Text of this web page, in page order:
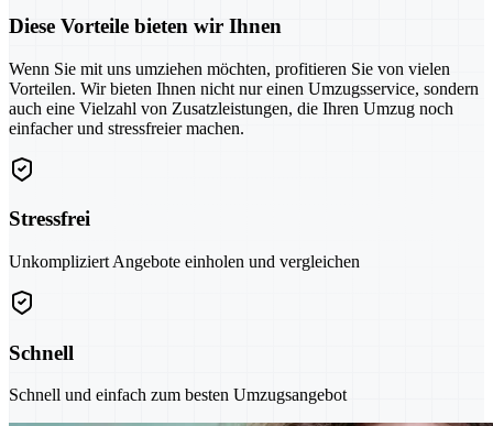
Diese Vorteile bieten wir Ihnen
Wenn Sie mit uns umziehen möchten, profitieren Sie von vielen
Vorteilen. Wir bieten Ihnen nicht nur einen Umzugsservice, sondern
auch eine Vielzahl von Zusatzleistungen, die Ihren Umzug noch
einfacher und stressfreier machen.
Stressfrei
Unkompliziert Angebote einholen und vergleichen
Schnell
Schnell und einfach zum besten Umzugsangebot